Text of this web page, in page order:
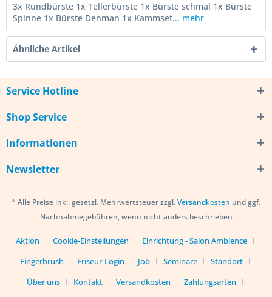
3x Rundbürste 1x Tellerbürste 1x Bürste schmal 1x Bürste
Spinne 1x Bürste Denman 1x Kammset... mehr
Ähnliche Artikel
Service Hotline
Shop Service
Informationen
Newsletter
* Alle Preise inkl. gesetzl. Mehrwertsteuer zzgl.Versandkosten und ggf.
Nachnahmegebühren, wenn nicht anders beschrieben
Aktion Cookie-Einstellungen
Einrichtung - Salon Ambience
Fingerbrush
Friseur-Login Job Seminare
Standort
Über uns
Kontakt Versandkosten Zahlungsarten